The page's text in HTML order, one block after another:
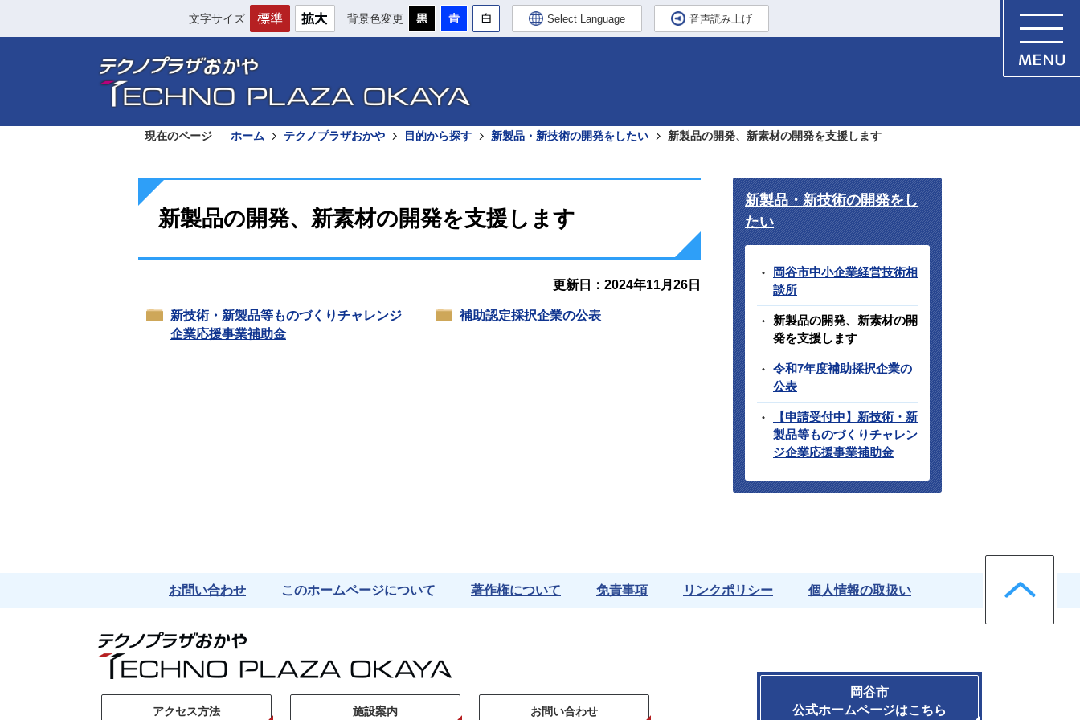
文字サイズ 背景色変更 Select Language 音声読み上げ
現在のページ ホーム テクノプラザおかや 目的から探す 新製品・新技術の開発をしたい 新製品の開発、新素材の開発を支援します
新製品の開発、新素材の開発を支援します
更新日：2024年11月26日
新技術・新製品等ものづくりチャレンジ
企業応援事業補助金
補助認定採択企業の公表
新製品・新技術の開発をし
たい
岡谷市中小企業経営技術相
談所
新製品の開発、新素材の開
発を支援します
令和7年度補助採択企業の
公表
【申請受付中】新技術・新
製品等ものづくりチャレン
ジ企業応援事業補助金
お問い合わせ このホームページについて 著作権について 免責事項 リンクポリシー 個人情報の取扱い
アクセス方法 施設案内 お問い合わせ
岡谷市
公式ホームページはこちら